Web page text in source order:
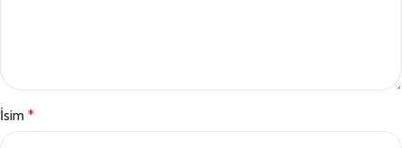
İsim *